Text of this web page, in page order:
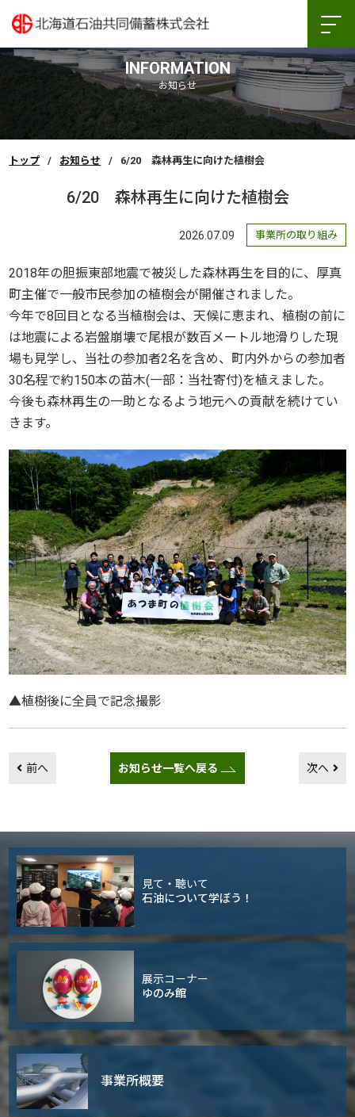
INFORMATION
お知らせ
トップ お知らせ 6/20 森林再生に向けた植樹会
6/20 森林再生に向けた植樹会
2026.07.09 事業所の取り組み
2018年の胆振東部地震で被災した森林再生を目的に、厚真
町主催で一般市民参加の植樹会が開催されました。
今年で8回目となる当植樹会は、天候に恵まれ、植樹の前に
は地震による岩盤崩壊で尾根が数百メートル地滑りした現
場も見学し、当社の参加者2名を含め、町内外からの参加者
30名程で約150本の苗木(一部：当社寄付)を植えました。
今後も森林再生の一助となるよう地元への貢献を続けてい
きます。
▲植樹後に全員で記念撮影
前へ お知らせ一覧へ戻る 次へ
見て・聴いて
石油について学ぼう！
展示コーナー
ゆのみ館
事業所概要